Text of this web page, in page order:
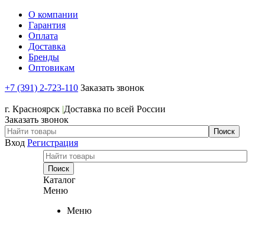
О компании
Гарантия
Оплата
Доставка
Бренды
Оптовикам
+7 (391) 2-723-110 Заказать звонок
г. Красноярск |Доставка по всей России
Заказать звонок
Вход Регистрация
Каталог
Меню
Меню